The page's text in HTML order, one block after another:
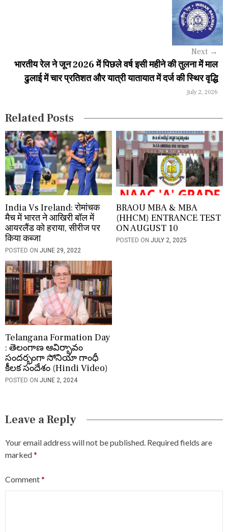
o
n
Next →
भारतीय रेल ने जून 2026 में पिछले वर्ष इसी महीने की तुलना में माल
ढुलाई में चार प्रतिशत और यात्री यातायात में दर्ज की स्थिर वृद्धि
July 2, 2026
Related Posts
India Vs Ireland: रोमांचक
मैच में भारत ने आखिरी बॉल में
आयरलैंड को हराया, सीरीज पर
किया कब्जा
POSTED ON JUNE 29, 2022
BRAOU MBA & MBA
(HHCM) ENTRANCE TEST
ON AUGUST 10
POSTED ONJULY 2, 2025
Telangana Formation Day
: తెలంగాణ ఆవిర్భావం
సందర్భంగా సోనియా గాంధీ
కీలక సందేశం (Hindi Video)
POSTED ON JUNE 2, 2024
Leave a Reply
Your email address will not be published. Required fields are
marked*
Comment*